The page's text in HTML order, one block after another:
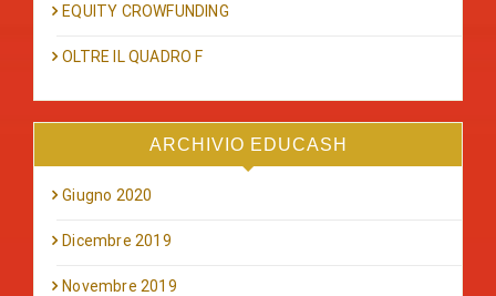
EQUITY CROWFUNDING
OLTRE IL QUADRO F
ARCHIVIO EDUCASH
Giugno 2020
Dicembre 2019
Novembre 2019